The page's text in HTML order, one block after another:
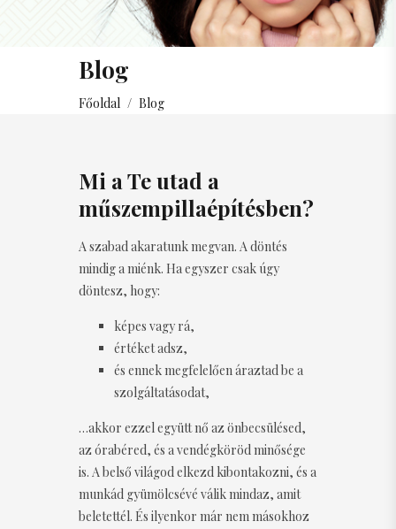
Blog
Főoldal / Blog
Mi a Te utad a
műszempillaépítésben?
A szabad akaratunk megvan. A döntés
mindig a miénk. Ha egyszer csak úgy
döntesz, hogy:
képes vagy rá,
értéket adsz,
és ennek megfelelően áraztad be a
szolgáltatásodat,
…akkor ezzel együtt nő az önbecsülésed,
az órabéred, és a vendégköröd minősége
is. A belső világod elkezd kibontakozni, és a
munkád gyümölcsévé válik mindaz, amit
beletettél. És ilyenkor már nem másokhoz